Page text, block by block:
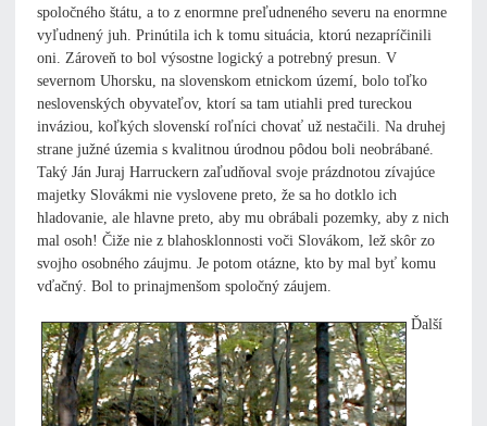
spoločného štátu, a to z enormne preľudneného severu na enormne
vyľudnený juh. Prinútila ich k tomu situácia, ktorú nezapríčinili
oni. Zároveň to bol výsostne logický a potrebný presun. V
severnom Uhorsku, na slovenskom etnickom území, bolo toľko
neslovenských obyvateľov, ktorí sa tam utiahli pred tureckou
inváziou, koľkých slovenskí roľníci chovať už nestačili. Na druhej
strane južné územia s kvalitnou úrodnou pôdou boli neobrábané.
Taký Ján Juraj Harruckern zaľudňoval svoje prázdnotou zívajúce
majetky Slovákmi nie vyslovene preto, že sa ho dotklo ich
hladovanie, ale hlavne preto, aby mu obrábali pozemky, aby z nich
mal osoh! Čiže nie z blahosklonnosti voči Slovákom, lež skôr zo
svojho osobného záujmu. Je potom otázne, kto by mal byť komu
vďačný. Bol to prinajmenšom spoločný záujem.
Ďalší